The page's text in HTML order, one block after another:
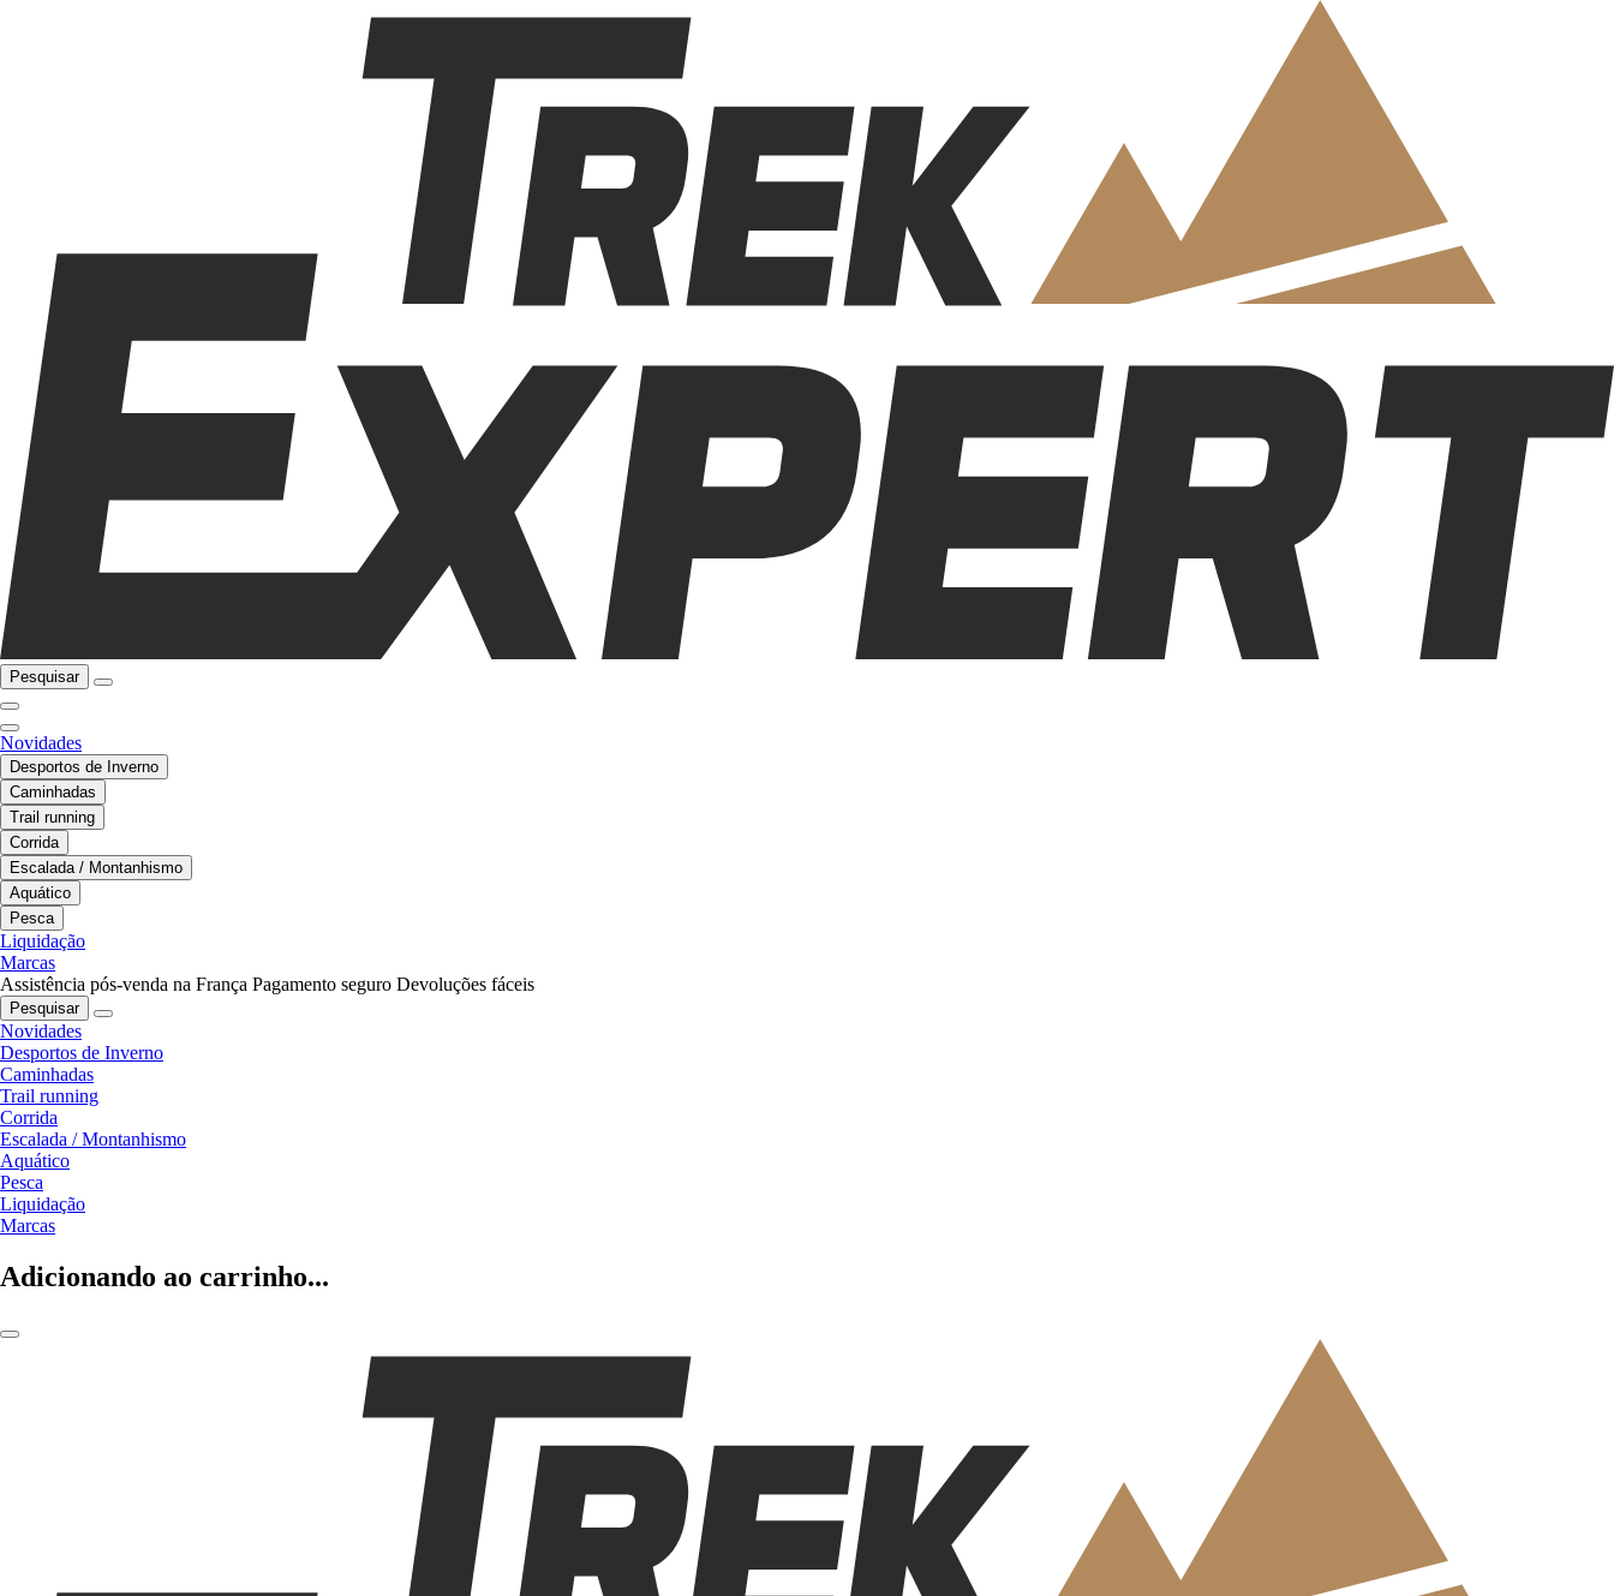
Pesquisar
Novidades
Desportos de Inverno
Caminhadas
Trail running
Corrida
Escalada / Montanhismo
Aquático
Pesca
Liquidação
Marcas
Assistência pós-venda na França Pagamento seguro Devoluções fáceis
Pesquisar
Novidades
Desportos de Inverno
Caminhadas
Trail running
Corrida
Escalada / Montanhismo
Aquático
Pesca
Liquidação
Marcas
Adicionando ao carrinho...